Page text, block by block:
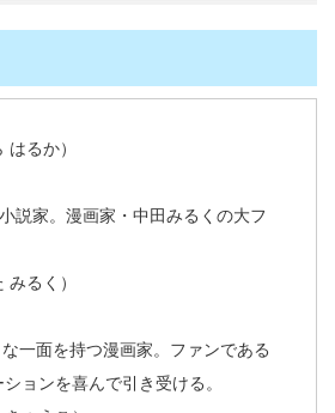
るか）
説家。漫画家・中田みるくの大フ
るく）
一面を持つ漫画家。ファンである
ョンを喜んで引き受ける。